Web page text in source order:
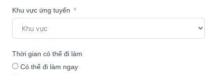
Khu vực ứng tuyển
Thời gian có thể đi làm
Có thể đi làm ngay